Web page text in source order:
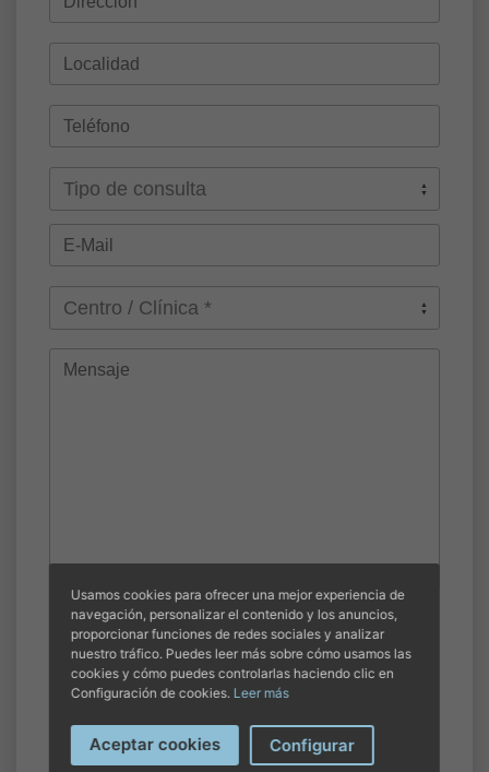
Tipo de consulta
Centro / Clínica *
He leído la información básica deprotección de
datos*
Se ofrecen dos variantes de la información básica de protección de datos,
una que contempla la explotación de los datos para fines publicitarios y la
seleccionarse la versión de la información básica de protección de datos que
incluye esta finalidad además de incluir la casilla para autorizar el envío de
publicidad.
Usamos cookies para ofrecer una mejor experiencia de
navegación, personalizar el contenido y los anuncios,
proporcionar funciones de redes sociales y analizar
nuestro tráfico. Puedes leer más sobre cómo usamos las
cookies y cómo puedes controlarlas haciendo clic en
Configuración de cookies. Leer más
Aceptar cookies Configurar